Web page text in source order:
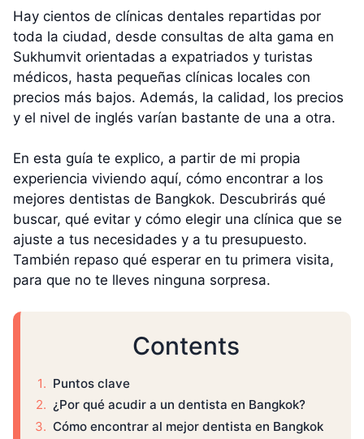
Hay cientos de clínicas dentales repartidas por
toda la ciudad, desde consultas de alta gama en
Sukhumvit orientadas a expatriados y turistas
médicos, hasta pequeñas clínicas locales con
precios más bajos. Además, la calidad, los precios
y el nivel de inglés varían bastante de una a otra.
En esta guía te explico, a partir de mi propia
experiencia viviendo aquí, cómo encontrar a los
mejores dentistas de Bangkok. Descubrirás qué
buscar, qué evitar y cómo elegir una clínica que se
ajuste a tus necesidades y a tu presupuesto.
También repaso qué esperar en tu primera visita,
para que no te lleves ninguna sorpresa.
Contents
Puntos clave
¿Por qué acudir a un dentista en Bangkok?
Cómo encontrar al mejor dentista en Bangkok